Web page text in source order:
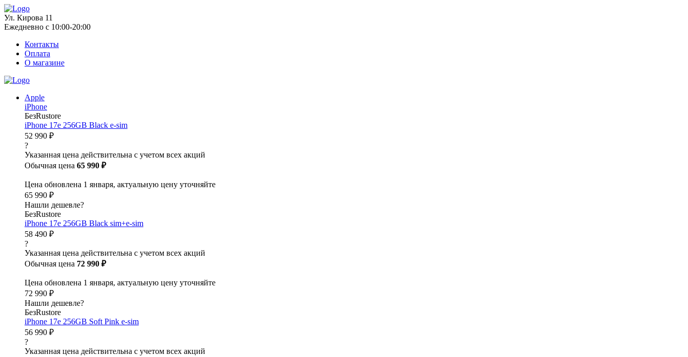
Ул. Кирова 11
Ежедневно с 10:00-20:00
Контакты
Оплата
О магазине
Apple
iPhone
БезRustore
iPhone 17e 256GB Black e-sim
52 990 ₽
?
Указанная цена действительна с учетом всех акций
Обычная цена 65 990 ₽
Цена обновлена 1 января, актуальную цену уточняйте
65 990 ₽
Нашли дешевле?
БезRustore
iPhone 17e 256GB Black sim+e-sim
58 490 ₽
?
Указанная цена действительна с учетом всех акций
Обычная цена 72 990 ₽
Цена обновлена 1 января, актуальную цену уточняйте
72 990 ₽
Нашли дешевле?
БезRustore
iPhone 17e 256GB Soft Pink e-sim
56 990 ₽
?
Указанная цена действительна с учетом всех акций